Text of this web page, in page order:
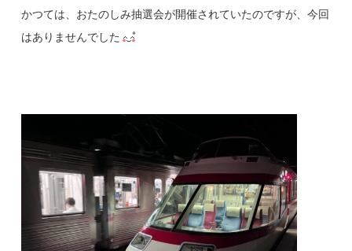
かつては、おたのしみ抽選会が開催されていたのですが、今回
はありませんでした